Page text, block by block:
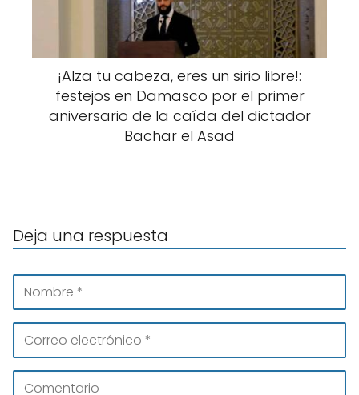
¡Alza tu cabeza, eres un sirio libre!:
festejos en Damasco por el primer
aniversario de la caída del dictador
Bachar el Asad
Deja una respuesta